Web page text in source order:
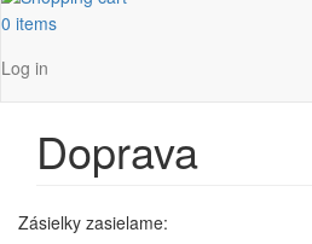
0 items
Používateľské
menu
Log in
Doprava
Zásielky zasielame: